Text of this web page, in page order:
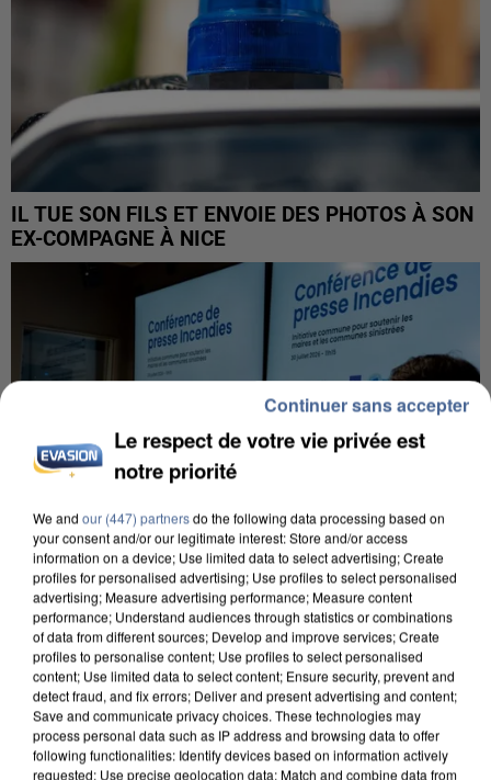
IL TUE SON FILS ET ENVOIE DES PHOTOS À SON
EX-COMPAGNE À NICE
INCENDIES : L’ÎLE-DE-FRANCE LANCE UN ÉLAN
DE SOLIDARITÉ AVEC LES...
Le respect de votre vie privée est
notre priorité
We and our (447) partnersdo the following data processing based on
your consent and/or our legitimate interest: Store and/or access
information on a device; Use limited data to select advertising; Create
profiles for personalised advertising; Use profiles to select personalised
advertising; Measure advertising performance; Measure content
performance; Understand audiences through statistics or combinations
of data from different sources; Develop and improve services; Create
profiles to personalise content; Use profiles to select personalised
content; Use limited data to select content; Ensure security, prevent and
detect fraud, and fix errors; Deliver and present advertising and content;
Save and communicate privacy choices. These technologies may
process personal data such as IP address and browsing data to offer
following functionalities: Identify devices based on information actively
requested; Use precise geolocation data; Match and combine data from
Continuer sans accepter